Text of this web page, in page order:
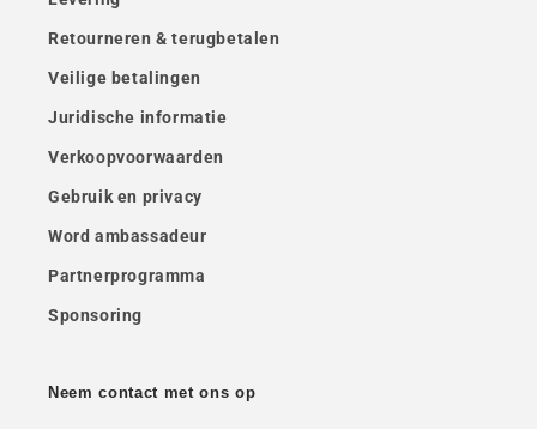
Retourneren & terugbetalen
Veilige betalingen
Juridische informatie
Verkoopvoorwaarden
Gebruik en privacy
Word ambassadeur
Partnerprogramma
Sponsoring
Neem contact met ons op